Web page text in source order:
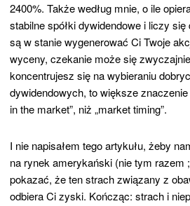
2400%. Także według mnie, o ile
stabilne spółki dywidendowe i liczy
są w stanie wygenerować Ci Twoje
wyceny, czekanie może się
koncentrujesz się na wybieraniu
dywidendowych, to większe znaczenie
in the market”, niż „market timing”.
I nie napisałem tego artykułu, żeby
na rynek amerykański (nie tym razem
pokazać, że ten strach związany z
odbiera Ci zyski. Kończąc: strach i